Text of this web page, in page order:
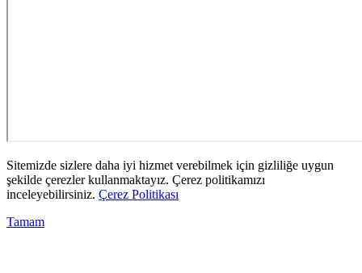
Sitemizde sizlere daha iyi hizmet verebilmek için gizliliğe uygun
şekilde çerezler kullanmaktayız. Çerez politikamızı
inceleyebilirsiniz. Çerez Politikası
Tamam